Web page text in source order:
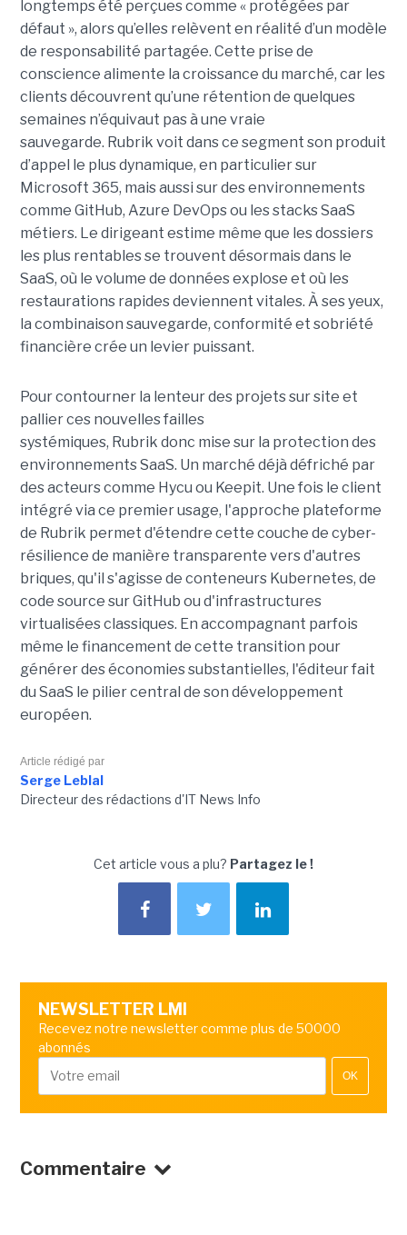
longtemps été perçues comme « protégées par
défaut », alors qu’elles relèvent en réalité d’un modèle
de responsabilité partagée. Cette prise de
conscience alimente la croissance du marché, car les
clients découvrent qu’une rétention de quelques
semaines n’équivaut pas à une vraie
sauvegarde. Rubrik voit dans ce segment son produit
d’appel le plus dynamique, en particulier sur
Microsoft 365, mais aussi sur des environnements
comme GitHub, Azure DevOps ou les stacks SaaS
métiers. Le dirigeant estime même que les dossiers
les plus rentables se trouvent désormais dans le
SaaS, où le volume de données explose et où les
restaurations rapides deviennent vitales. À ses yeux,
la combinaison sauvegarde, conformité et sobriété
financière crée un levier puissant.
Pour contourner la lenteur des projets sur site et
pallier ces nouvelles failles
systémiques, Rubrik donc mise sur la protection des
environnements SaaS. Un marché déjà défriché par
des acteurs comme Hycu ou Keepit. Une fois le client
intégré via ce premier usage, l'approche plateforme
de Rubrik permet d'étendre cette couche de cyber-
résilience de manière transparente vers d'autres
briques, qu'il s'agisse de conteneurs Kubernetes, de
code source sur GitHub ou d'infrastructures
virtualisées classiques. En accompagnant parfois
même le financement de cette transition pour
générer des économies substantielles, l'éditeur fait
du SaaS le pilier central de son développement
européen.
Article rédigé par
Serge Leblal
Directeur des rédactions d'IT News Info
Cet article vous a plu? Partagez le !
NEWSLETTER LMI
Recevez notre newsletter comme plus de 50000
abonnés
OK
Commentaire